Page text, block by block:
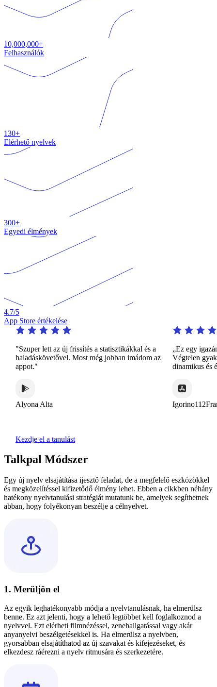
10,000,000+
Felhasználók
130+
Elérhető nyelvek
300+
Egyedi élmények
4.7/5
App Store értékelése
lett az új frissítés a statisztikákkal és a
Most még jobban imádom az
Alta
„Ez egy igazán
Végtelen
dinamikus és
Igorino112France
Kezdje el a tanulást
Talkpal Módszer
Egy új nyelv elsajátítása ijesztő feladat, de a megfelelő eszközökkel
és megközelítéssel kifizetődő élmény lehet. Ebben a cikkben néhány
hatékony nyelvtanulási stratégiát mutatunk be, amelyek segíthetnek
abban, hogy folyékonyan beszélje a célnyelvet.
1. Merüljön el
Az egyik leghatékonyabb módja a nyelvtanulásnak, ha elmerülsz
benne. Ez azt jelenti, hogy a lehető legtöbbet kell foglalkoznod a
nyelvvel. Ezt elérheti filmnézéssel, zenehallgatással vagy akár
anyanyelvi beszélgetésekkel is. Ha elmerülsz a nyelvben,
gyorsabban elsajátíthatod az új szavakat és kifejezéseket, és
elkezdesz ráérezni a nyelv ritmusára és szerkezetére.